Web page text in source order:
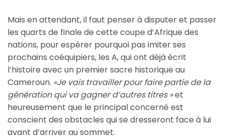
Mais en attendant, il faut penser à disputer et passer
les quarts de finale de cette coupe d’Afrique des
nations, pour espérer pourquoi pas imiter ses
prochains coéquipiers, les A, qui ont déjà écrit
l’histoire avec un premier sacre historique au
Cameroun. «Je vais travailler pour faire partie de la
génération qui va gagner d’autres titres »et
heureusement que le principal concerné est
conscient des obstacles qui se dresseront face à lui
avant d’arriver au sommet.